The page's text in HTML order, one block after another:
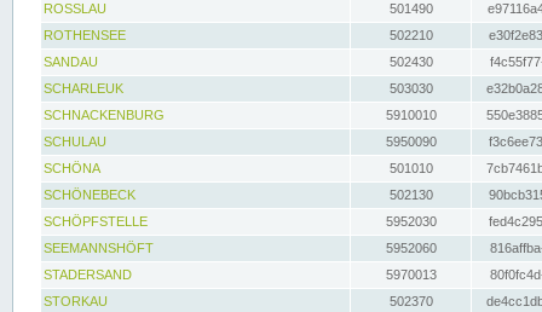
ROSSLAU
501490
ROTHENSEE
502210
SANDAU
502430
SCHARLEUK
503030
SCHNACKENBURG
5910010
SCHULAU
5950090
SCHÖNA
501010
SCHÖNEBECK
502130
SCHÖPFSTELLE
5952030
SEEMANNSHÖFT
5952060
STADERSAND
5970013
STORKAU
502370